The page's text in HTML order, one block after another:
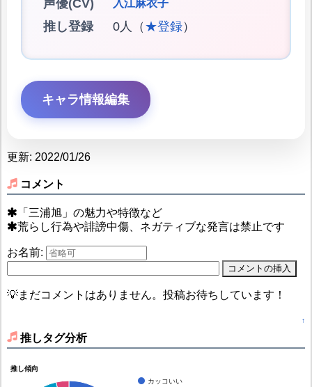
声優(CV)
入江麻衣子
推し登録 0人（ ★登録）
キャラ情報編集
更新: 2022/01/26
コメント
「三浦旭」の魅力や特徴など
荒らし行為や誹謗中傷、ネガティブな発言は禁止です
お名前:
💡まだコメントはありません。投稿お待ちしています！
↑
推しタグ分析
推し傾向
カッコいい